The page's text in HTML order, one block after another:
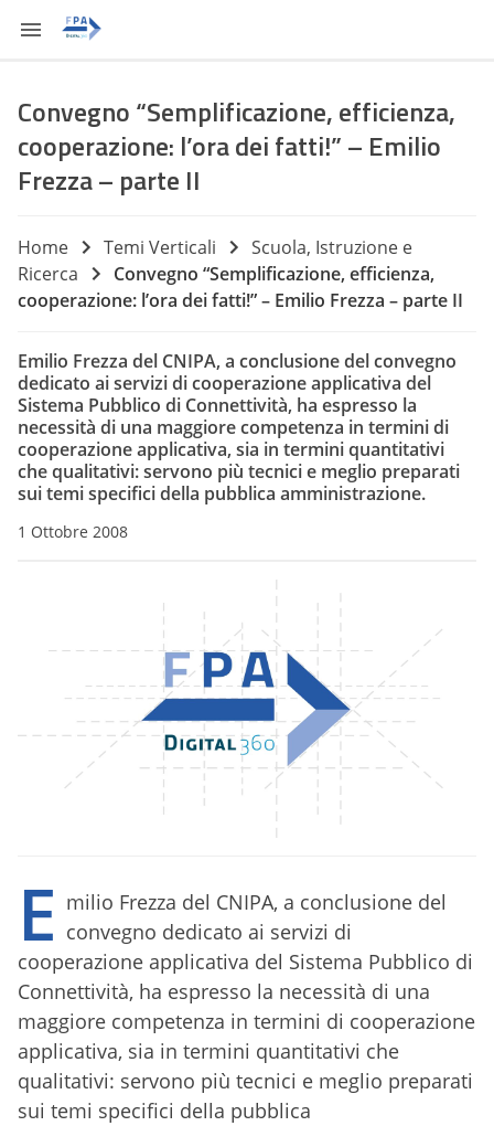
Convegno “Semplificazione, efficienza,
cooperazione: l’ora dei fatti!” – Emilio
Frezza – parte II
Home Temi Verticali
Scuola, Istruzione e
Ricerca
Convegno “Semplificazione, efficienza,
cooperazione: l’ora dei fatti!” – Emilio Frezza – parte II
Emilio Frezza del CNIPA, a conclusione del convegno
dedicato ai servizi di cooperazione applicativa del
Sistema Pubblico di Connettività, ha espresso la
necessità di una maggiore competenza in termini di
cooperazione applicativa, sia in termini quantitativi
che qualitativi: servono più tecnici e meglio preparati
sui temi specifici della pubblica amministrazione.
1 Ottobre 2008
E milio Frezza del CNIPA, a conclusione del
convegno dedicato ai servizi di
cooperazione applicativa del Sistema Pubblico di
Connettività, ha espresso la necessità di una
maggiore competenza in termini di cooperazione
applicativa, sia in termini quantitativi che
qualitativi: servono più tecnici e meglio preparati
sui temi specifici della pubblica